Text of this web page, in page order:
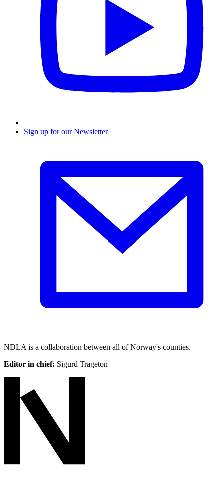
Sign up for our Newsletter
NDLA is a collaboration between all of Norway's counties.
Editor in chief: Sigurd Trageton